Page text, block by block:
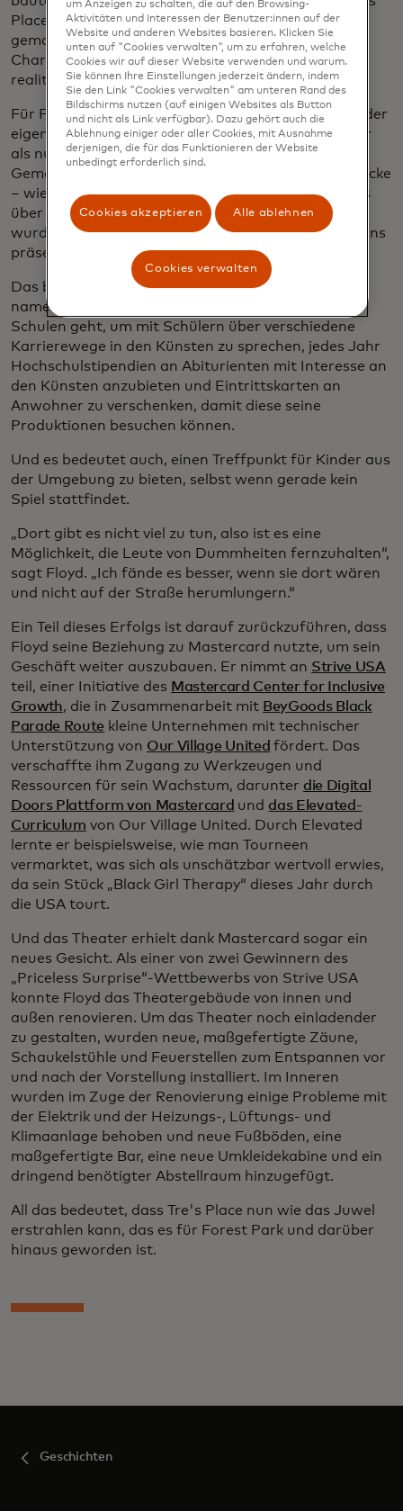
Place um. Das Theater hat es sich zur Aufgabe
gemacht, vielfältigen und unterrepräsentierten
Charakteren durch authentische, innovative und
realitätsnahe Geschichten eine Stimme zu geben.
Für Floyd wurde es zu einem „Juwel an einem Ort, der
eigentlich dunkel sein könnte“. Das Theater ist mehr
als nur ein Gebäude; es ist ein Zuhause in der
Gemeinde. Das bedeutet, dass er seine eigenen Stücke
– wie eines über Black Lives Matter und ein anderes
über eine schwarze Frau, bei der HIV diagnostiziert
wurde – über seine Produktionsfirma Tre Productions
präsentieren wird.
Das bedeutet, eine gemeinnützige Organisation
namens
zu gründen, die in örtliche
Schulen geht, um mit Schülern über verschiedene
Karrierewege in den Künsten zu sprechen, jedes Jahr
Hochschulstipendien an Abiturienten mit Interesse an
den Künsten anzubieten und Eintrittskarten an
Anwohner zu verschenken, damit diese seine
Produktionen besuchen können.
Und es bedeutet auch, einen Treffpunkt für Kinder aus
der Umgebung zu bieten, selbst wenn gerade kein
Spiel stattfindet.
„Dort gibt es nicht viel zu tun, also ist es eine
Möglichkeit, die Leute von Dummheiten fernzuhalten“,
sagt Floyd. „Ich fände es besser, wenn sie dort wären
und nicht auf der Straße herumlungern.“
Ein Teil dieses Erfolgs ist darauf zurückzuführen, dass
Floyd seine Beziehung zu Mastercard nutzte, um sein
Geschäft weiter auszubauen. Er nimmt an Strive USA
teil, einer Initiative des Mastercard Center for Inclusive
Growth, die in Zusammenarbeit mit BeyGoods Black
Parade Route kleine Unternehmen mit technischer
Unterstützung von Our Village United fördert. Das
verschaffte ihm Zugang zu Werkzeugen und
Ressourcen für sein Wachstum, darunter die Digital
Doors Plattform von Mastercard und das Elevated-
Curriculum von Our Village United. Durch Elevated
lernte er beispielsweise, wie man Tourneen
vermarktet, was sich als unschätzbar wertvoll erwies,
da sein Stück „Black Girl Therapy“ dieses Jahr durch
die USA tourt.
Und das Theater erhielt dank Mastercard sogar ein
neues Gesicht. Als einer von zwei Gewinnern des
„Priceless Surprise“-Wettbewerbs von Strive USA
konnte Floyd das Theatergebäude von innen und
außen renovieren. Um das Theater noch einladender
zu gestalten, wurden neue, maßgefertigte Zäune,
Schaukelstühle und Feuerstellen zum Entspannen vor
und nach der Vorstellung installiert. Im Inneren
wurden im Zuge der Renovierung einige Probleme mit
der Elektrik und der Heizungs-, Lüftungs- und
Klimaanlage behoben und neue Fußböden, eine
maßgefertigte Bar, eine neue Umkleidekabine und ein
dringend benötigter Abstellraum hinzugefügt.
All das bedeutet, dass Tre's Place nun wie das Juwel
erstrahlen kann, das es für Forest Park und darüber
hinaus geworden ist.
Geschichten
um Anzeigen zu schalten, die auf den Browsing-
Aktivitäten und Interessen der Benutzer:innen auf der
Website und anderen Websites basieren. Klicken Sie
unten auf "Cookies verwalten", um zu erfahren, welche
Cookies wir auf dieser Website verwenden und warum.
Sie können Ihre Einstellungen jederzeit ändern, indem
Sie den Link "Cookies verwalten" am unteren Rand des
Bildschirms nutzen (auf einigen Websites als Button
und nicht als Link verfügbar). Dazu gehört auch die
Ablehnung einiger oder aller Cookies, mit Ausnahme
derjenigen, die für das Funktionieren der Website
unbedingt erforderlich sind.
Cookies akzeptieren Alle ablehnen
Cookies verwalten